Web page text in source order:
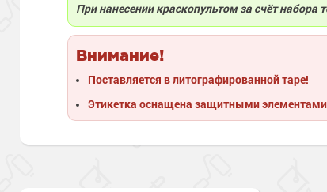
При нанесении краскопультом за счёт
Внимание!
Поставляется в литографированной таре!
Этикетка оснащена защитными